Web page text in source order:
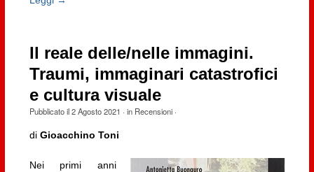
Il reale delle/nelle immagini.
Traumi, immaginari catastrofici
e cultura visuale
Pubblicato il2 Agosto 2021 · in Recensioni·
di Gioacchino Toni
Nei primi anni